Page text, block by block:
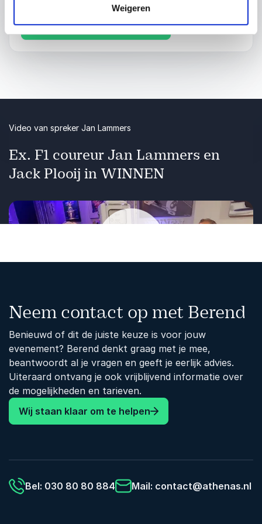
Weigeren
Vraag vrijblijvend info aan: Jan Lammers Succes
Ex. F1 coureur Jan Lammers en
Jack Plooij in WINNEN
Video van spreker Jan Lammers
Neem contact op met Berend
Benieuwd of dit de juiste keuze is voor jouw
evenement? Berend denkt graag met je mee,
beantwoordt al je vragen en geeft je eerlijk advies.
Uiteraard ontvang je ook vrijblijvend informatie over
de mogelijkheden en tarieven.
Wij staan klaar om te helpen
Bel: 030 80 80 884 Mail: contact@athenas.nl